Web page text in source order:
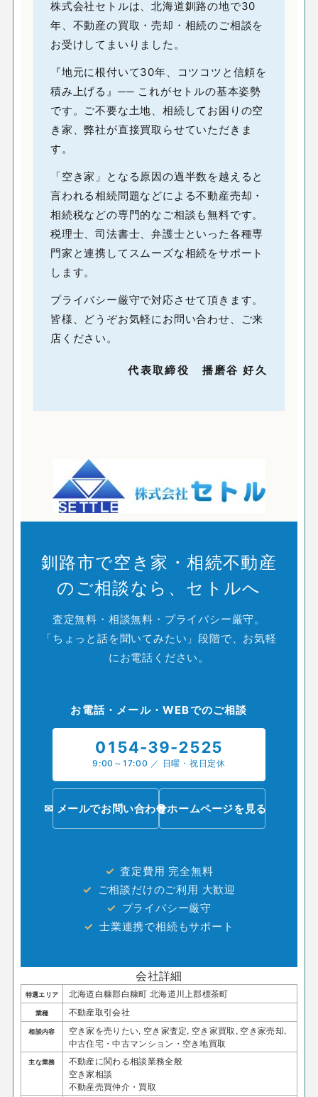
株式会社セトルは、北海道釧路の地で30
年、不動産の買取・売却・相続のご相談を
お受けしてまいりました。
『地元に根付いて30年、コツコツと信頼を
積み上げる』── これがセトルの基本姿勢
です。ご不要な土地、相続してお困りの空
き家、弊社が直接買取らせていただきま
す。
「空き家」となる原因の過半数を越えると
言われる相続問題などによる不動産売却・
相続税などの専門的なご相談も無料です。
税理士、司法書士、弁護士といった各種専
門家と連携してスムーズな相続をサポート
します。
プライバシー厳守で対応させて頂きます。
皆様、どうぞお気軽にお問い合わせ、ご来
店ください。
代表取締役 播磨谷 好久
釧路市で空き家・相続不動産
のご相談なら、セトルへ
査定無料・相談無料・プライバシー厳守。
「ちょっと話を聞いてみたい」段階で、お気軽
にお電話ください。
お電話・メール・WEBでのご相談
0154-39-2525
9:00～17:00 ／ 日曜・祝日定休
✉ メールでお問い合わせ🌐 ホームページを見る
査定費用 完全無料
ご相談だけのご利用 大歓迎
プライバシー厳守
士業連携で相続もサポート
会社詳細
特選エリア 北海道白糠郡白糠町 北海道川上郡標茶町
業種 不動産取引会社
相談内容
空き家を売りたい, 空き家査定, 空き家買取, 空き家売却,
中古住宅・中古マンション・空き地買取
主な業務
不動産に関わる相談業務全般
空き家相談
不動産売買仲介・買取